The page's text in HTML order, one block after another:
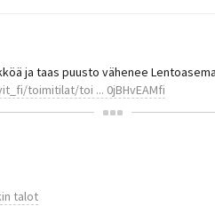
ja taas puusto vähenee
toimitilat/toi ... 0jBHvEAMfi
talot